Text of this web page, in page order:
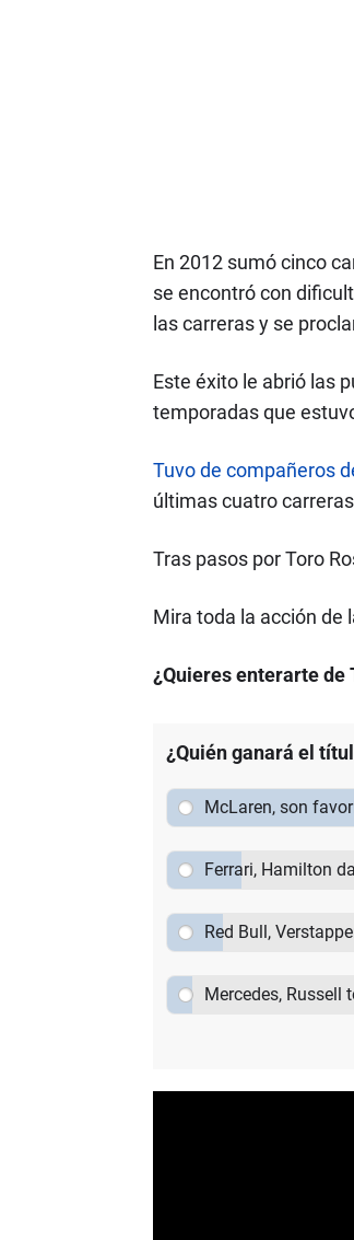
En 2012 sumó cinco
se encontró con
las carreras y se
Este éxito le abrió las
temporadas que
Tuvo de compañeros
últimas cuatro
Tras pasos por Toro
Mira toda la acción de
¿Quieres enterarte de
¿Quién ganará el
McLaren, son
Ferrari, Hamilton
Red Bull,
Mercedes, Russell